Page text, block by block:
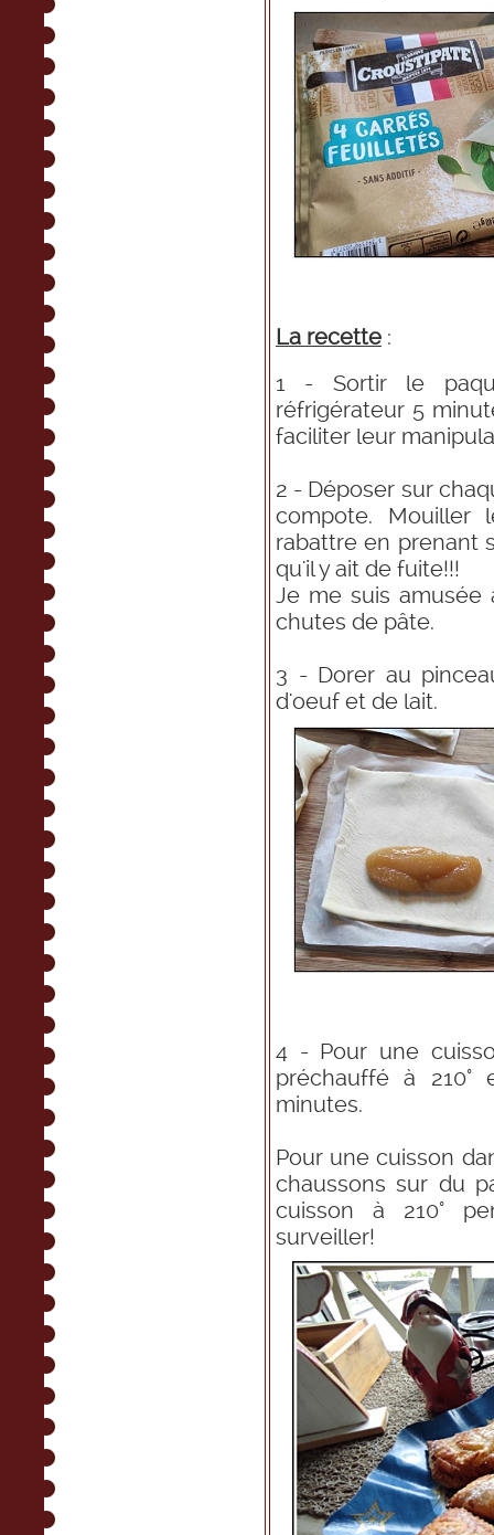
La recette :
1 - Sortir le
réfrigérateur 5
faciliter leur
2 - Déposer sur
compote.
rabattre en prenant
qu'il y ait de fuite!!!
Je me suis amusée
chutes de pâte.
3 - Dorer au
d'oeuf et de lait.
4 - Pour une
préchauffé à
minutes.
Pour une cuisson
chaussons sur du
cuisson à 210°
surveiller!